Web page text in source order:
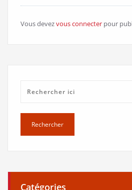
Vous devezvous connecterpour
Catégories